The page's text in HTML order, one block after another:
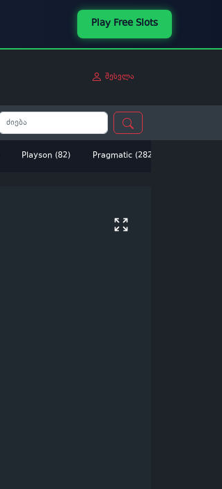
Play Free Slots
შესვლა
Playson (82) Pragmatic (282)